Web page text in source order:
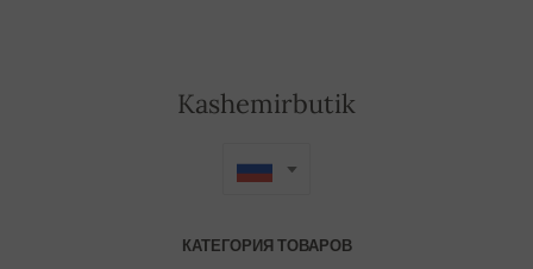
Kashemirbutik
КАТЕГОРИЯ ТОВАРОВ